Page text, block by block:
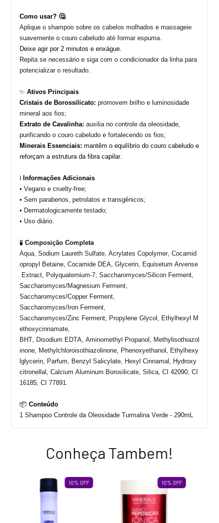
Como usar? 🤔
Aplique o shampoo sobre os cabelos molhados e massageie
suavemente o couro cabeludo até formar espuma.
Deixe agir por 2 minutos e enxágue.
Repita se necessário e siga com o condicionador da linha para
potencializar o resultado.
✨ Ativos Principais
Cristais de Borossilicato: promovem brilho e luminosidade
mineral aos fios;
Extrato de Cavalinha: auxilia no controle da oleosidade,
purificando o couro cabeludo e fortalecendo os fios;
Minerais Essenciais: mantêm o equilíbrio do couro cabeludo e
reforçam a estrutura da fibra capilar.
ℹ️ Informações Adicionais
• Vegano e cruelty-free;
• Sem parabenos, petrolatos e transgênicos;
• Dermatologicamente testado;
• Uso diário
🧪 Composição Completa
Aqua, Sodium Laureth Sulfate, Acrylates Copolymer, Cocamid
opropyl Betaine Cocamide DEA, Glycerin Equisetum Arvense
Extract , Polyquaternium-7, Saccharomyces/Silicon Ferment
Saccharomyces/Magnesium Ferment
Saccharomyces/Copper Ferment
Saccharomyces/Iron Ferment
Saccharomyces/Zinc Ferment Propylene Glycol Ethylhexyl M
ethoxycinnamate
BHT,
Disodium EDTA, Aminomethyl Propanol,
Methylisothiazol
inone
Methylchloroisothiazolinone Phenoxyethanol
Ethylhexy
lglycerin
Parfum Benzyl Salicylate Hexyl Cinnamal
Hydroxy
citronellal
Calcium Aluminum Borosilicate Silica , CI 42090, CI
16185, CI 77891.
📦 Conteúdo
1 Shampoo Controle da Oleosidade Turmalina Verde - 290mL
Conheça Tambem!
10% OFF 10% OFF